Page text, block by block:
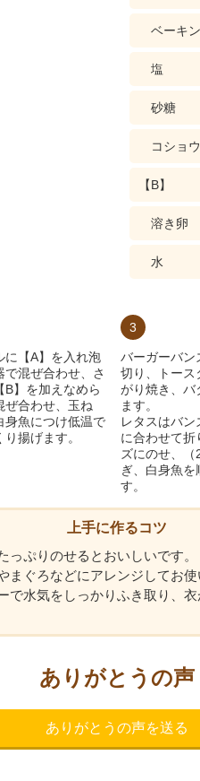
ベーキ
塩
砂糖
コショウ
【B】
溶き卵
水
に【A】を入れ泡
で混ぜ合わせ、さ
B】を加えなめら
ぜ合わせ、玉ね
身魚につけ低温で
り揚げます。
3
バーガーバン
切り、トース
がり焼き、バ
ます。
レタスはバン
に合わせて折
ズにのせ、（
ぎ、白身魚を
す。
上手に作るコツ
っぷりのせるとおいしいです。
まぐろなどにアレンジしてお使
で水気をしっかりふき取り、
ありがとうの声
ありがとうの声を送る